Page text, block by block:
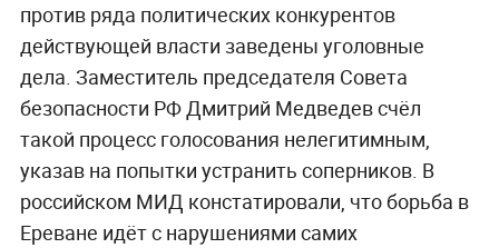
против ряда политических конкурентов
действующей власти заведены уголовные
дела. Заместитель председателя Совета
безопасности РФ Дмитрий Медведев счёл
такой процесс голосования нелегитимным,
указав на попытки устранить соперников. В
российском МИД констатировали, что борьба в
Ереване идёт с нарушениями самих